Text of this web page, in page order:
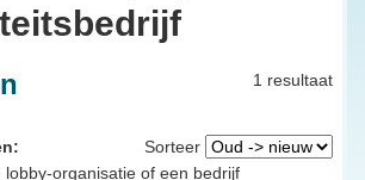
1 resultaat
Sorteer
lobby-organisatie of een bedrijf